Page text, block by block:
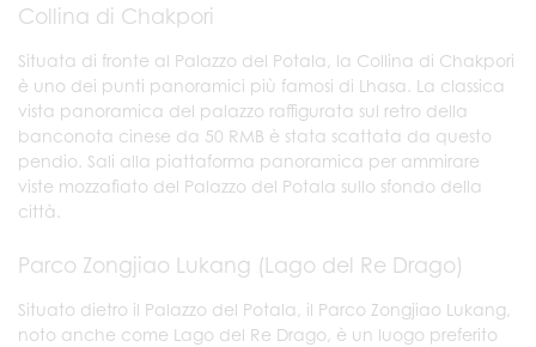
Collina di Chakpori
Situata di fronte al Palazzo del Potala, la Collina di Chakpori
è uno dei punti panoramici più famosi di Lhasa. La classica
vista panoramica del palazzo raffigurata sul retro della
banconota cinese da 50 RMB è stata scattata da questo
pendio. Sali alla piattaforma panoramica per ammirare
viste mozzafiato del Palazzo del Potala sullo sfondo della
città.
Parco Zongjiao Lukang (Lago del Re Drago)
Situato dietro il Palazzo del Potala, il Parco Zongjiao Lukang,
noto anche come Lago del Re Drago, è un luogo preferito